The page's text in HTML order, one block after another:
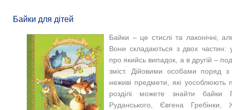
Байки для дітей
Байки – це стислі та лаконічні,
Вони складаються з двох частин:
про якийсь випадок, а в другій –
зміст. Дійовими особами поряд
неживі предмети, які уособлюють
розділі можете знайти байки
Руданського, Євгена